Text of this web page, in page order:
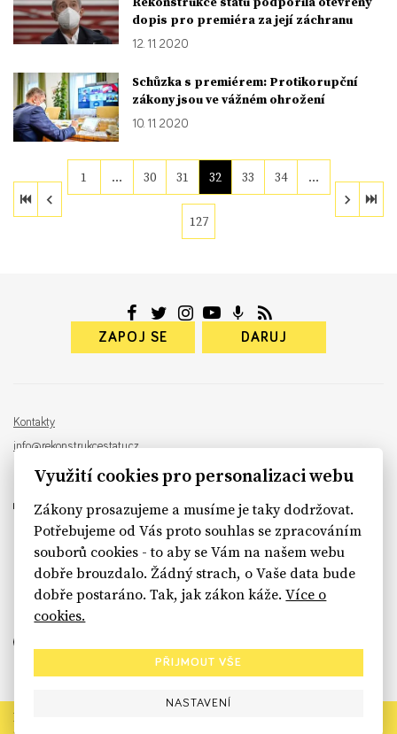
dopis pro premiéra za její záchranu
12. 11. 2020
Schůzka s premiérem: Protikorupční
zákony jsou ve vážném ohrožení
10. 11. 2020
1 … 30 31 32 33 34 …
127
ZAPOJ SE DARUJ
Kontakty
info@rekonstrukcestatu.cz
Návrh a vývoj: Sinfin , ilustrace:
sinfin.digital
Rekonstrukce státu končí. Její členské organizace však dál
Využití cookies pro personalizaci webu
Zákony prosazujeme a musíme je taky dodržovat.
Potřebujeme od Vás proto souhlas se zpracováním
souborů cookies - to aby se Vám na našem webu
dobře brouzdalo. Žádný strach, o Vaše data bude
dobře postaráno. Tak, jak zákon káže.Více o
cookies.
PŘIJMOUT VŠE
NASTAVENÍ